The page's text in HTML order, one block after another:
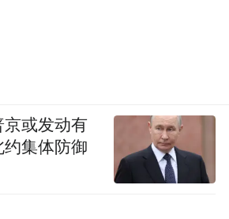
京或发动有
约集体防御